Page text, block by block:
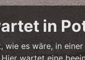
in
es wäre, in